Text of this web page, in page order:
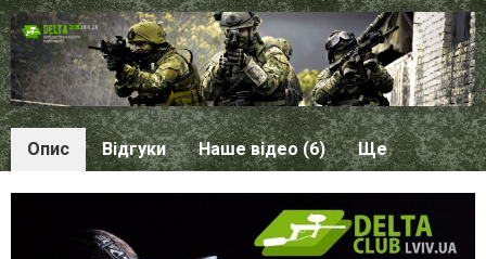
Опис Відгуки Наше відео (6) Ще